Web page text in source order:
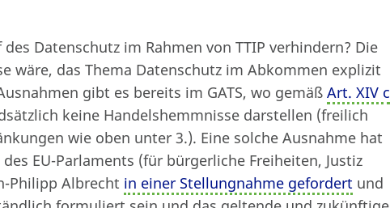
Datenschutz im Rahmen von TTIP verhindern? Die
wäre, das Thema Datenschutz im Abkommen explizit
gibt es bereits im GATS, wo gemäß Art. XIV c
keine Handelshemmnisse darstellen (freilich
wie oben unter 3.). Eine solche Ausnahme hat
EU-Parlaments (für bürgerliche Freiheiten, Justiz
Philipp Albrecht in einer Stellungnahme gefordert und